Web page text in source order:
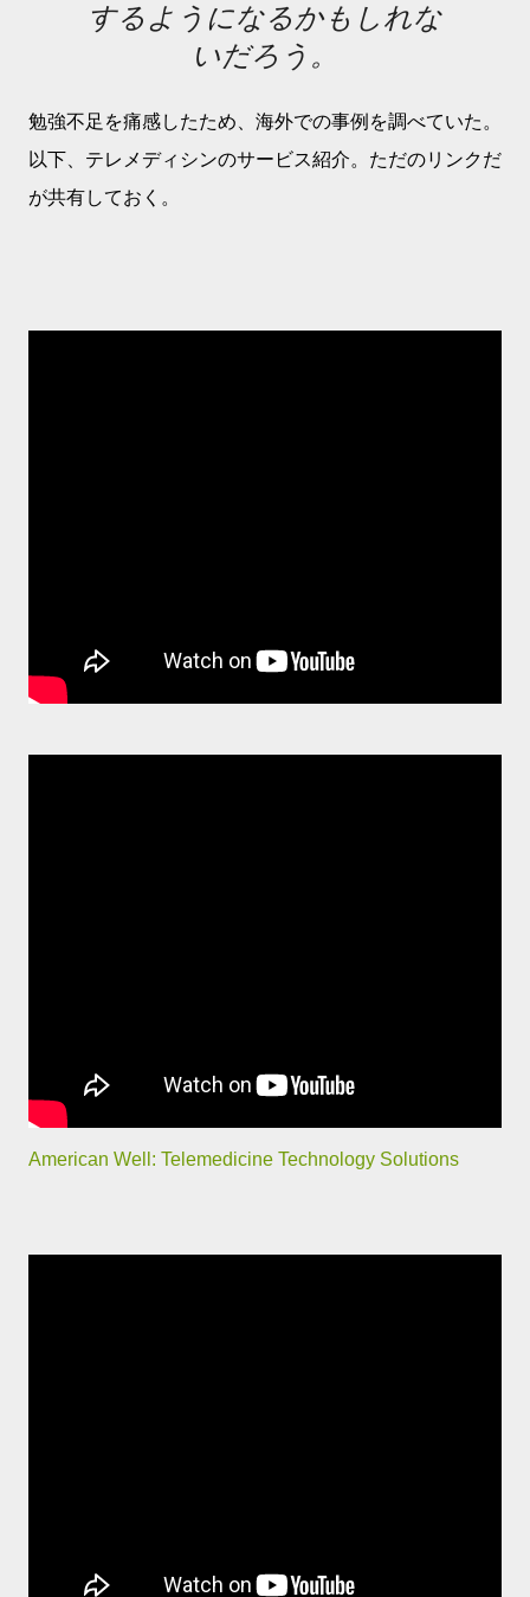
するようになるかもしれな
いだろう。
勉強不足を痛感したため、海外での事例を調べていた。
以下、テレメディシンのサービス紹介。ただのリンクだ
が共有しておく。
American Well: Telemedicine Technology Solutions